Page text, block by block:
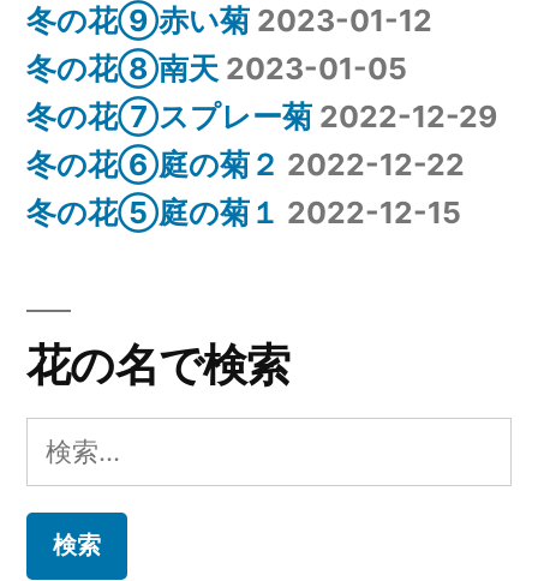
冬の花⑨赤い菊 2023-01-12
冬の花⑧南天 2023-01-05
冬の花⑦スプレー菊 2022-12-29
冬の花⑥庭の菊２ 2022-12-22
冬の花⑤庭の菊１ 2022-12-15
花の名で検索
検
索: